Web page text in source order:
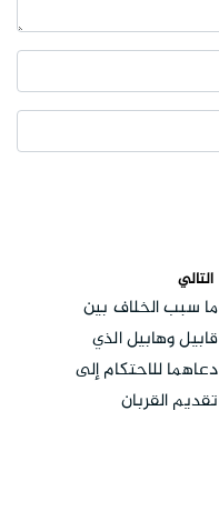
التالي
ما سبب الخلاف بين
قابيل وهابيل الذي
دعاهما للاحتكام إلى
تقديم القربان